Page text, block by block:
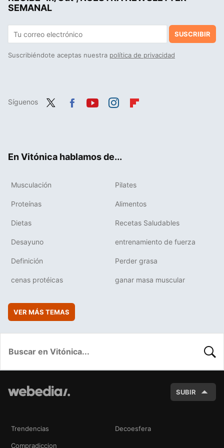
SEMANAL
SUSCRIBIR
Suscribiéndote aceptas nuestra política de privacidad
Síguenos
En Vitónica hablamos de...
Musculación Pilates
Proteínas Alimentos
Dietas Recetas Saludables
Desayuno entrenamiento de fuerza
Definición Perder grasa
cenas protéicas ganar masa muscular
VER MÁS TEMAS
SUBIR
Trendencias Decoesfera
Compradiccion